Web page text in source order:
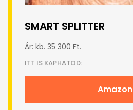
SMART SPLITTER
Ár: kb. 35 300 Ft.
ITT IS KAPHATOD:
Amazon